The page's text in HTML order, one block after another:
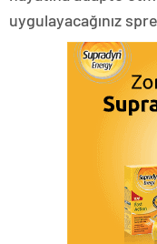
uygulayacağınız